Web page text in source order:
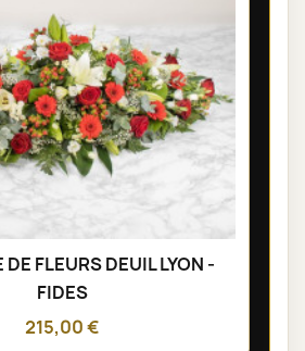
DE FLEURS DEUIL LYON -
FIDES
215,00 €